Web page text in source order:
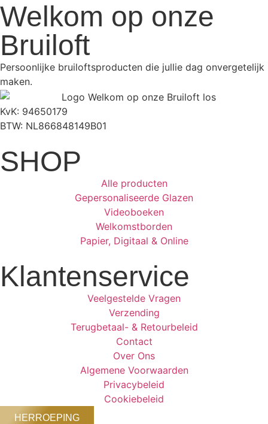
Welkom op onze
Bruiloft
Persoonlijke bruiloftsproducten die jullie dag onvergetelijk
maken.
KvK: 94650179
BTW: NL866848149B01
SHOP
Alle producten
Gepersonaliseerde Glazen
Videoboeken
Welkomstborden
Papier, Digitaal & Online
Klantenservice
Veelgestelde Vragen
Verzending
Terugbetaal- & Retourbeleid
Contact
Over Ons
Algemene Voorwaarden
Privacybeleid
Cookiebeleid
HERROEPING